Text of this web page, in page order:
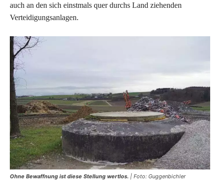
auch an den sich einstmals quer durchs Land ziehenden
Verteidigungsanlagen.
Ohne Bewaffnung ist diese Stellung wertlos. | Foto: Guggenbichler